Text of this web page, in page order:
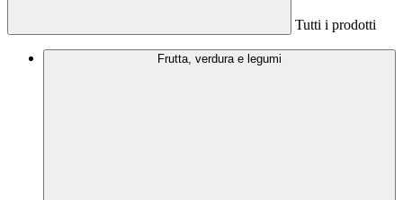
Tutti i prodotti
Frutta, verdura e legumi